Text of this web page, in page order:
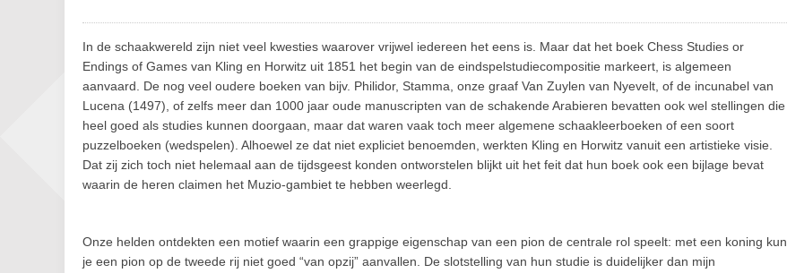
In de schaakwereld zijn niet veel kwesties waarover vrijwel iedereen het eens is. Maar dat het boek Chess Studies or
Endings of Games van Kling en Horwitz uit 1851 het begin van de eindspelstudiecompositie markeert, is algemeen
aanvaard. De nog veel oudere boeken van bijv. Philidor, Stamma, onze graaf Van Zuylen van Nyevelt, of de incunabel van
Lucena (1497), of zelfs meer dan 1000 jaar oude manuscripten van de schakende Arabieren bevatten ook wel stellingen die
heel goed als studies kunnen doorgaan, maar dat waren vaak toch meer algemene schaakleerboeken of een soort
puzzelboeken (wedspelen). Alhoewel ze dat niet expliciet benoemden, werkten Kling en Horwitz vanuit een artistieke visie.
Dat zij zich toch niet helemaal aan de tijdsgeest konden ontworstelen blijkt uit het feit dat hun boek ook een bijlage bevat
waarin de heren claimen het Muzio-gambiet te hebben weerlegd.
Onze helden ontdekten een motief waarin een grappige eigenschap van een pion de centrale rol speelt: met een koning kun
je een pion op de tweede rij niet goed “van opzij” aanvallen. De slotstelling van hun studie is duidelijker dan mijn